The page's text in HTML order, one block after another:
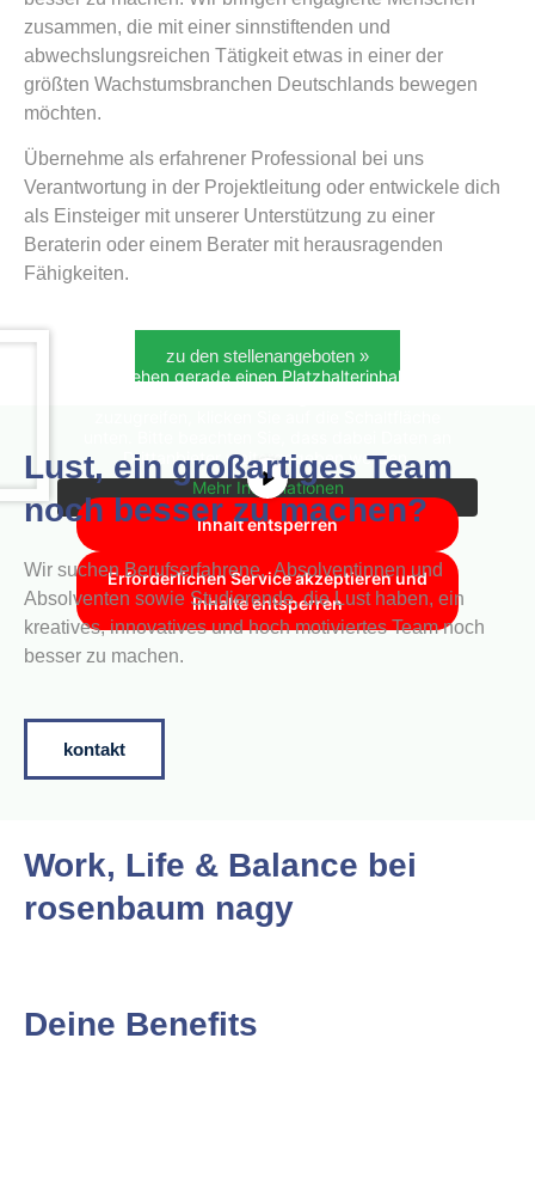
zusammen, die mit einer sinnstiftenden und
abwechslungsreichen Tätigkeit etwas in einer der
größten Wachstumsbranchen Deutschlands bewegen
möchten.
Übernehme als erfahrener Professional bei uns
Verantwortung in der Projektleitung oder entwickele dich
als Einsteiger mit unserer Unterstützung zu einer
Beraterin oder einem Berater mit herausragenden
Fähigkeiten.
zu den stellenangeboten »
Sie sehen gerade einen Platzhalterinhalt von
Drittanbieter weitergegeben werden.
Mehr Informationen
Inhalt entsperren
Erforderlichen Service akzeptieren und
Inhalte entsperren
Lust, ein großartiges Team
noch besser zu machen?
Wir suchen Berufserfahrene, Absolventinnen und
Absolventen sowie Studierende, die Lust haben, ein
kreatives, innovatives und hoch motiviertes Team noch
besser zu machen.
kontakt
Work, Life & Balance bei
rosenbaum nagy
Deine Benefits